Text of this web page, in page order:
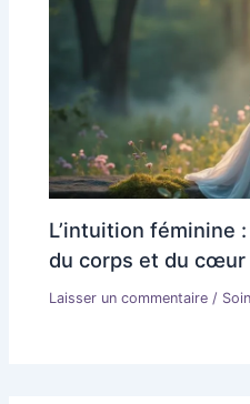
L’intuition féminine
du corps et du cœur
Laisser un commentaire /